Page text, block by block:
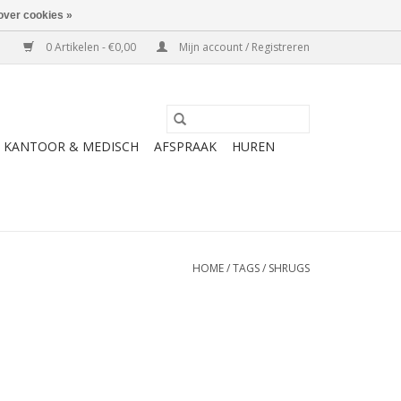
0 Artikelen - €0,00 Mijn account / Registreren
KANTOOR & MEDISCH AFSPRAAK HUREN
HOME/TAGS/ SHRUGS
cookies »